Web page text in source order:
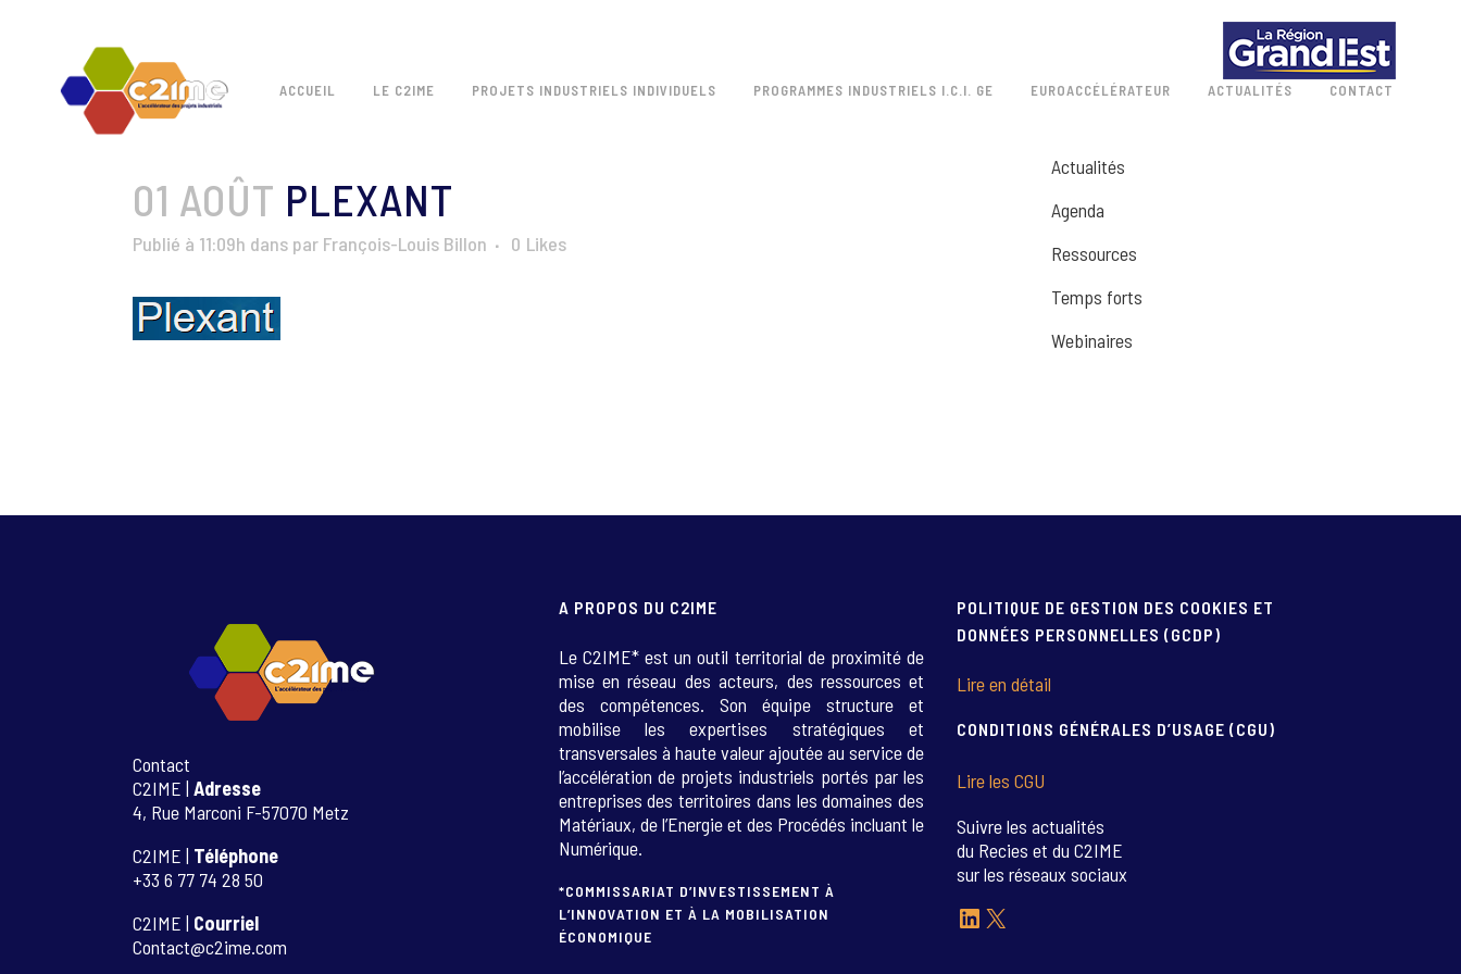
ACCUEIL LE C2IME PROJETS INDUSTRIELS INDIVIDUELS PROGRAMMES INDUSTRIELS I.C.I. GE EUROACCÉLÉRATEUR ACTUALITÉS CONTACT
01 AOÛT PLEXANT
Publié à 11:09h dans par François-Louis Billon 0 Likes
Actualités
Agenda
Ressources
Temps forts
Webinaires
Contact
C2IME | Adresse
4, Rue Marconi F-57070 Metz
C2IME | Téléphone
+33 6 77 74 28 50
C2IME | Courriel
Contact@c2ime.com
A PROPOS DU C2IME
Le C2IME* est un outil territorial de proximité de
mise en réseau des acteurs, des ressources et
des compétences. Son équipe structure et
mobilise les expertises stratégiques et
transversales à haute valeur ajoutée au service de
l’accélération de projets industriels portés par les
entreprises des territoires dans les domaines des
Matériaux, de l’Energie et des Procédés incluant le
Numérique.
*COMMISSARIAT D’INVESTISSEMENT À
L’INNOVATION ET À LA MOBILISATION
ÉCONOMIQUE
POLITIQUE DE GESTION DES COOKIES ET
DONNÉES PERSONNELLES (GCDP)
Lire en détail
CONDITIONS GÉNÉRALES D’USAGE (CGU)
Lire les CGU
Suivre les actualités
du Recies et du C2IME
sur les réseaux sociaux
LinkedIn
X